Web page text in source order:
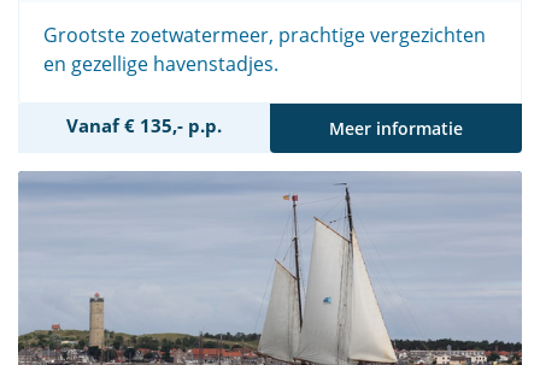
Grootste zoetwatermeer, prachtige vergezichten
en gezellige havenstadjes.
Vanaf € 135,- p.p. Meer informatie